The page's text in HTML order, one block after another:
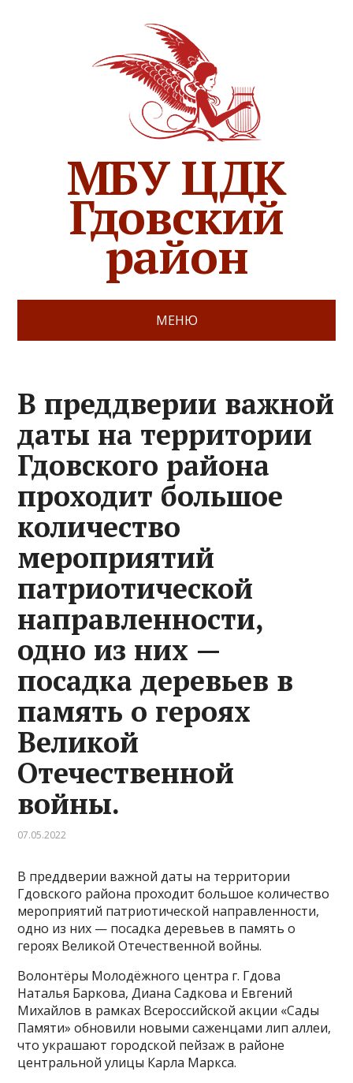
МБУ ЦДК
Гдовский
район
МЕНЮ
В преддверии важной
даты на территории
Гдовского района
проходит большое
количество
мероприятий
патриотической
направленности,
одно из них —
посадка деревьев в
память о героях
Великой
Отечественной
войны.
07.05.2022
В преддверии важной даты на территории
Гдовского района проходит большое количество
мероприятий патриотической направленности,
одно из них — посадка деревьев в память о
героях Великой Отечественной войны.
Волонтёры Молодёжного центра г. Гдова
Наталья Баркова, Диана Садкова и Евгений
Михайлов в рамках Всероссийской акции «Сады
Памяти» обновили новыми саженцами лип аллеи,
что украшают городской пейзаж в районе
центральной улицы Карла Маркса.